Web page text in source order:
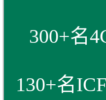
300+名
130+名